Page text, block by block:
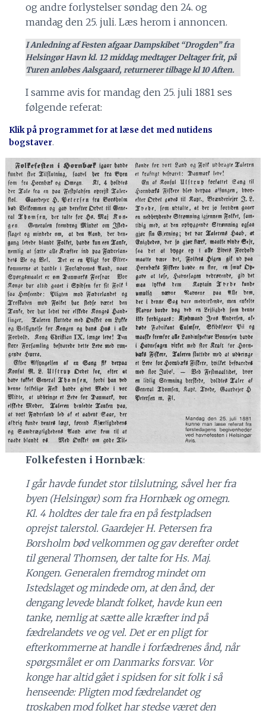
og andre forlystelser søndag den 24. og
mandag den 25. juli. Læs herom i annoncen.
I Anledning af Festen afgaar Dampskibet “Drogden” fra
Helsingør Havn kl. 12 middag medtager Deltager frit, på
Turen anløbes Aalsgaard, returnerer tilbage kl 10 Aften.
I samme avis for mandag den 25. juli 1881 ses
følgende referat:
Klik på programmet for at læse det med nutidens
bogstaver.
Folkefesten i Hornbæk:
I går havde fundet stor tilslutning, såvel her fra
byen (Helsingør) som fra Hornbæk og omegn.
Kl. 4 holdtes der tale fra en på festpladsen
oprejst talerstol. Gaardejer H. Petersen fra
Borsholm bød velkommen og gav derefter ordet
til general Thomsen, der talte for Hs. Maj.
Kongen. Generalen fremdrog mindet om
Istedslaget og mindede om, at den ånd, der
dengang levede blandt folket, havde kun een
tanke, nemlig at sætte alle kræfter ind på
fædrelandets ve og vel. Det er en pligt for
efterkommerne at handle i forfædrenes ånd, når
spørgsmålet er om Danmarks forsvar. Vor
konge har altid gået i spidsen for sit folk i så
henseende: Pligten mod fædrelandet og
troskaben mod folket har stedse været den